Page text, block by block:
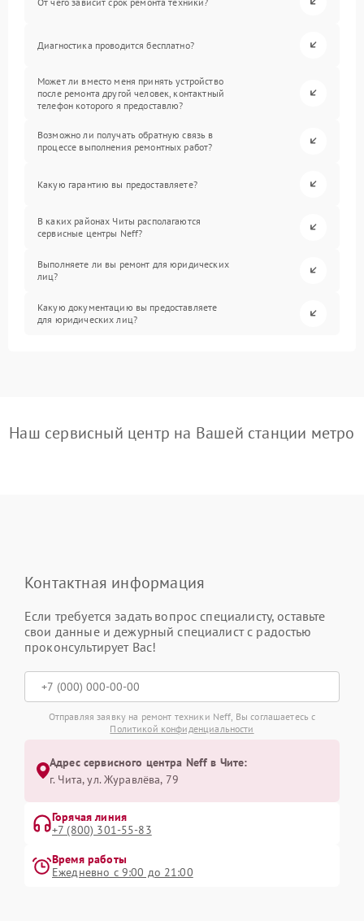
Диагностика проводится бесплатно?
Может ли вместо меня принять устройство
после ремонта другой человек, контактный
телефон которого я предоставлю?
Возможно ли получать обратную связь в
процессе выполнения ремонтных работ?
Какую гарантию вы предоставляете?
В каких районах Читы располагаются
сервисные центры Neff?
Выполняете ли вы ремонт для юридических
лиц?
Какую документацию вы предоставляете
для юридических лиц?
Наш сервисный центр на Вашей станции метро
Контактная информация
Если требуется задать вопрос специалисту, оставьте
свои данные и дежурный специалист с радостью
проконсультирует Вас!
Отправляя заявку на ремонт техники Neff, Вы соглашаетесь с
Политикой конфиденциальности
Адрес сервисного центра Neff в Чите:
г. Чита, ул. Журавлёва, 79
Горячая линия
+7 (800) 301-55-83
Время работы
Ежедневно с 9:00 до 21:00